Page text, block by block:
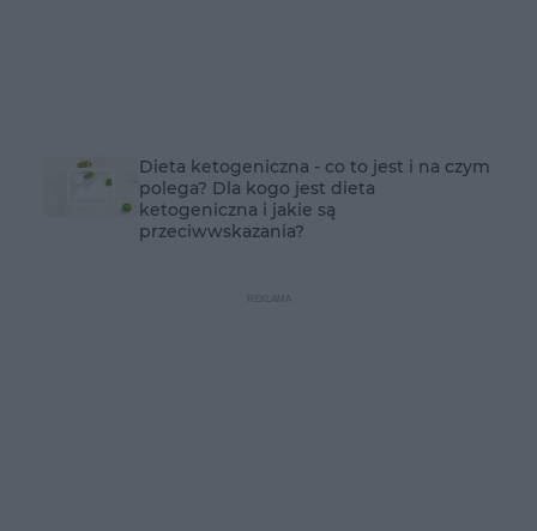
Dieta ketogeniczna - co to jest i na czym
polega? Dla kogo jest dieta
ketogeniczna i jakie są
przeciwwskazania?